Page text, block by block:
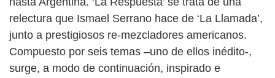
relectura que Ismael Serrano hace de ‘La Llamada’,
junto a prestigiosos re-mezcladores americanos.
Compuesto por seis temas –uno de ellos inédito-,
surge, a modo de continuación, inspirado e